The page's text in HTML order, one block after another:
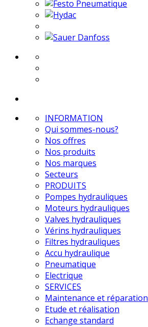
INFORMATION
Qui sommes-nous?
Nos offres
Nos produits
Nos marques
Secteurs
PRODUITS
Pompes hydrauliques
Moteurs hydrauliques
Valves hydrauliques
Vérins hydrauliques
Filtres hydrauliques
Accu hydraulique
Pneumatique
Electrique
SERVICES
Maintenance et réparation
Etude et réalisation
Echange standard